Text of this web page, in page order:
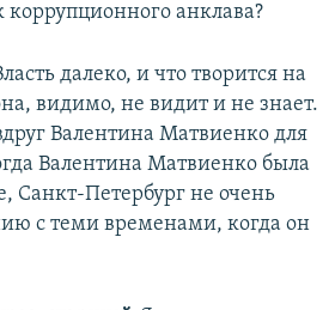
анклава?
далеко, и что творится на
видимо, не видит и не знает.
Валентина Матвиенко для
Валентина Матвиенко была
Санкт-Петербург не очень
с теми временами, когда он